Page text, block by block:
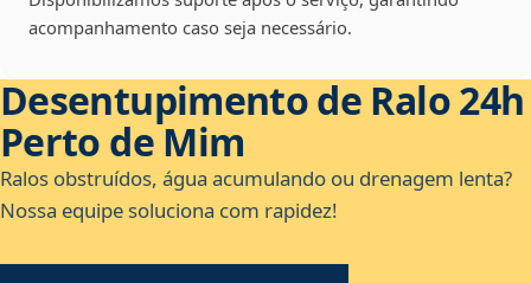
acompanhamento caso seja necessário.
Desentupimento de Ralo 24h
Perto de Mim
Ralos obstruídos, água acumulando ou drenagem lenta?
Nossa equipe soluciona com rapidez!